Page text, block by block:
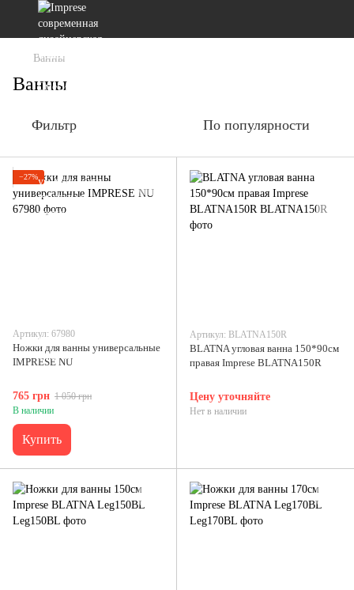
Ванны
Ванны
Фильтр По популярности
−27%
Артикул: 67980
Ножки для ванны универсальные
IMPRESE NU
765 грн 1 050 грн
В наличии
Купить
Артикул: BLATNA150R
BLATNA угловая ванна 150*90см
правая Imprese BLATNA150R
Цену уточняйте
Нет в наличии